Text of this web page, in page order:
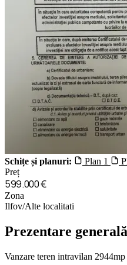
Schițe și planuri: Plan 1
Preț
599.000 €
Zona
Ilfov/Alte localitati
Prezentare generală
Vanzare teren intravilan